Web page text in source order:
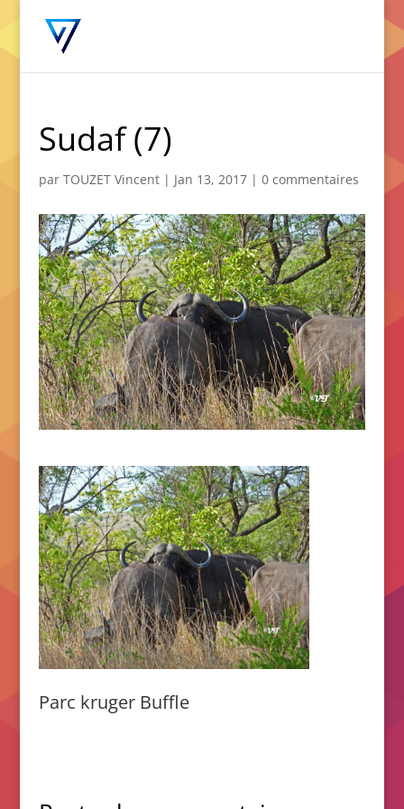
Sudaf (7)
par TOUZET Vincent| Jan 13, 2017| 0 commentaires
Parc kruger Buffle